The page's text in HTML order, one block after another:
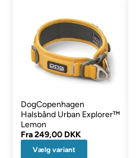
DogCopenhagen
Halsbånd Urban Explorer™
Lemon
Fra249,00 DKK
Vælg variant